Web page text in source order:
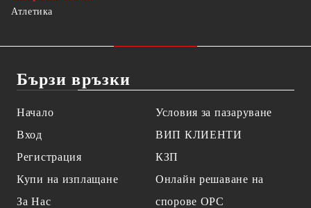
Атлетика
Бързи връзки
Начало
Вход
Регистрация
Купи на изплащане
За Нас
Условия за пазаруване
ВИП КЛИЕНТИ
КЗП
Онлайн решаване на
спорове OPC